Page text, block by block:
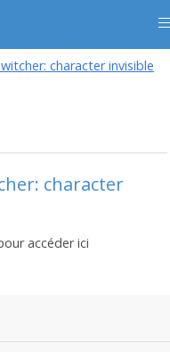
character invisible
character
accéder ici